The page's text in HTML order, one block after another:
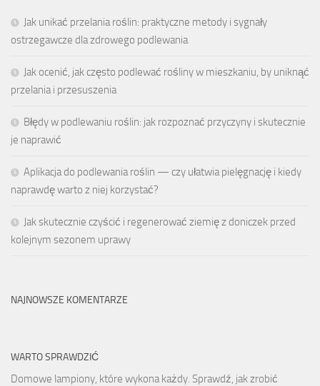
Jak unikać przelania roślin: praktyczne metody i sygnały
ostrzegawcze dla zdrowego podlewania
Jak ocenić, jak często podlewać rośliny w mieszkaniu, by uniknąć
przelania i przesuszenia
Błędy w podlewaniu roślin: jak rozpoznać przyczyny i skutecznie
je naprawić
Aplikacja do podlewania roślin — czy ułatwia pielęgnację i kiedy
naprawdę warto z niej korzystać?
Jak skutecznie czyścić i regenerować ziemię z doniczek przed
kolejnym sezonem uprawy
NAJNOWSZE KOMENTARZE
WARTO SPRAWDZIĆ
Domowe lampiony, które wykona każdy. Sprawdź, jak zrobić